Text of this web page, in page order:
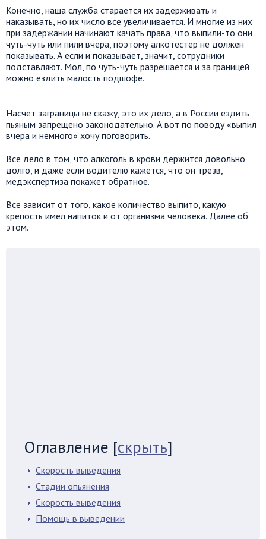
Конечно, наша служба старается их задерживать и
наказывать, но их число все увеличивается. И многие из них
при задержании начинают качать права, что выпили-то они
чуть-чуть или пили вчера, поэтому алкотестер не должен
показывать. А если и показывает, значит, сотрудники
подставляют. Мол, по чуть-чуть разрешается и за границей
можно ездить малость подшофе.
Насчет заграницы не скажу, это их дело, а в России ездить
пьяным запрещено законодательно. А вот по поводу «выпил
вчера и немного» хочу поговорить.
Все дело в том, что алкоголь в крови держится довольно
долго, и даже если водителю кажется, что он трезв,
медэкспертиза покажет обратное.
Все зависит от того, какое количество выпито, какую
крепость имел напиток и от организма человека. Далее об
этом.
Оглавление [скрыть]
Скорость выведения
Стадии опьянения
Скорость выведения
Помощь в выведении